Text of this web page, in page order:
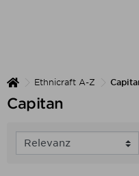
Ethnicraft A-Z
Capitan